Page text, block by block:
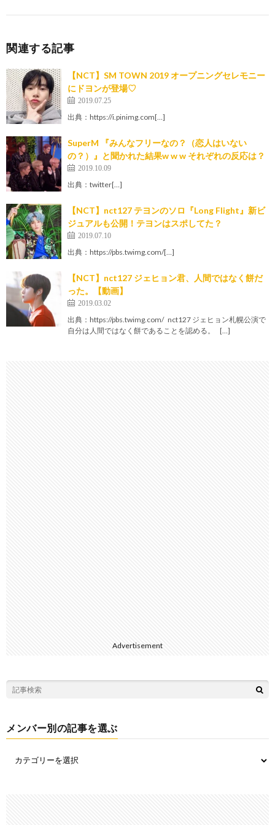
関連する記事
【NCT】SM TOWN 2019 オープニングセレモニー
にドヨンが登場♡
2019.07.25
出典：https://i.pinimg.com[…]
SuperM 『みんなフリーなの？（恋人はいない
の？）』と聞かれた結果w w w それぞれの反応は？
2019.10.09
出典：twitter[…]
【NCT】nct127 テヨンのソロ『Long Flight』新ビ
ジュアルも公開！テヨンはスポしてた？
2019.07.10
出典：https://pbs.twimg.com/[…]
【NCT】nct127 ジェヒョン君、人間ではなく餅だ
った。【動画】
2019.03.02
出典：https://pbs.twimg.com/ nct127 ジェヒョン札幌公演で
自分は人間ではなく餅であることを認める。 […]
Advertisement
メンバー別の記事を選ぶ